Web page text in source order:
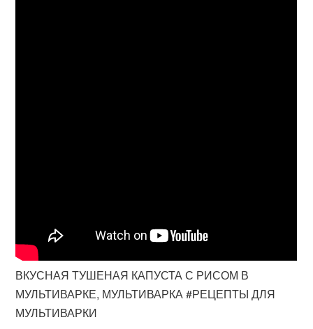
ВКУСНАЯ ТУШЕНАЯ КАПУСТА С РИСОМ В
МУЛЬТИВАРКЕ, МУЛЬТИВАРКА #РЕЦЕПТЫ ДЛЯ
МУЛЬТИВАРКИ